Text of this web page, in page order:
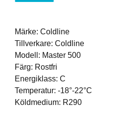
Märke: Coldline
Tillverkare: Coldline
Modell: Master 500
Färg: Rostfri
Energiklass: C
Temperatur: -18°-22°C
Köldmedium: R290